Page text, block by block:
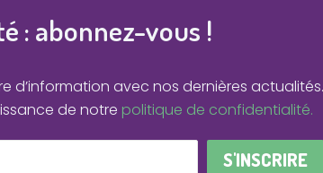
: abonnez-vous !
d’information avec nos dernières actualités.
de notre politique de confidentialité.
S'INSCRIRE